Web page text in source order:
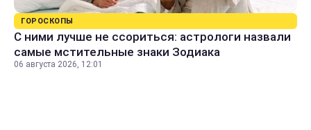
ГОРОСКОПЫ
С ними лучше не ссориться: астрологи назвали
самые мстительные знаки Зодиака
06 августа 2026, 12:01